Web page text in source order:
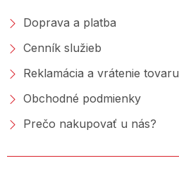
Doprava a platba
Cenník služieb
Reklamácia a vrátenie tovaru
Obchodné podmienky
Prečo nakupovať u nás?